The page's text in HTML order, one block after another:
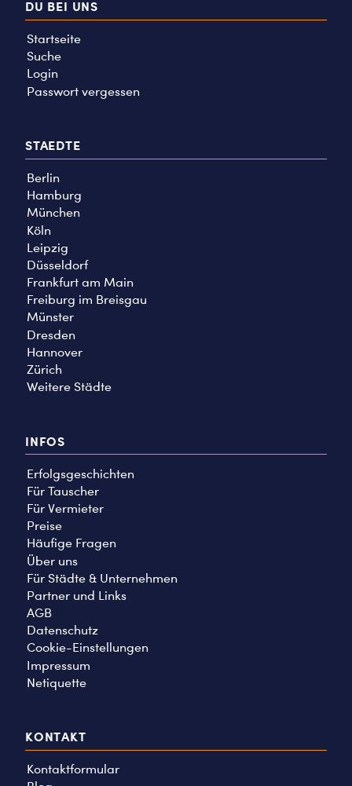
DU BEI UNS
Startseite
Suche
Login
Passwort vergessen
STAEDTE
Berlin
Hamburg
München
Köln
Leipzig
Düsseldorf
Frankfurt am Main
Freiburg im Breisgau
Münster
Dresden
Hannover
Zürich
Weitere Städte
INFOS
Erfolgsgeschichten
Für Tauscher
Für Vermieter
Preise
Häufige Fragen
Über uns
Für Städte & Unternehmen
Partner und Links
AGB
Datenschutz
Cookie-Einstellungen
Impressum
Netiquette
KONTAKT
Kontaktformular